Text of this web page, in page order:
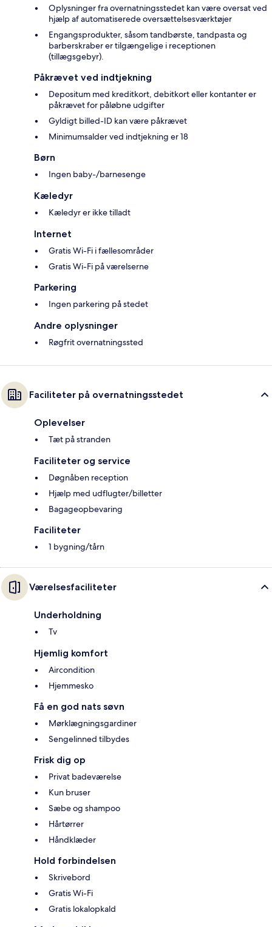
Oplysninger fra overnatningsstedet kan være oversat ved
hjælp af automatiserede oversættelsesværktøjer
Engangsprodukter, såsom tandbørste, tandpasta og
barberskraber er tilgængelige i receptionen
(tillægsgebyr).
Påkrævet ved indtjekning
Depositum med kreditkort, debitkort eller kontanter er
påkrævet for påløbne udgifter
Gyldigt billed-ID kan være påkrævet
Minimumsalder ved indtjekning er 18
Børn
Ingen baby-/barnesenge
Kæledyr
Kæledyr er ikke tilladt
Internet
Gratis Wi-Fi i fællesområder
Gratis Wi-Fi på værelserne
Parkering
Ingen parkering på stedet
Andre oplysninger
Røgfrit overnatningssted
Faciliteter på overnatningsstedet
Oplevelser
Tæt på stranden
Faciliteter og service
Døgnåben reception
Hjælp med udflugter/billetter
Bagageopbevaring
Faciliteter
1 bygning/tårn
Værelsesfaciliteter
Underholdning
Tv
Hjemlig komfort
Aircondition
Hjemmesko
Få en god nats søvn
Mørklægningsgardiner
Sengelinned tilbydes
Frisk dig op
Privat badeværelse
Kun bruser
Sæbe og shampoo
Hårtørrer
Håndklæder
Hold forbindelsen
Skrivebord
Gratis Wi-Fi
Gratis lokalopkald